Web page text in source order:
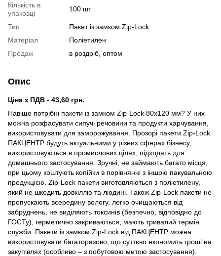
Кількість в
упаковці
100 шт
Тип
Пакет із замком Zip-Lock
Матеріал
Поліетилен
Продаж
в роздріб, оптом
Опис
Ціна з ПДВ - 43,60 грн.
Навіщо потрібні пакети із замком Zip-Lock 80х120 мм? У них
можна розфасувати сипучі речовини та продукти харчування,
використовувати для заморожування. Прозорі пакети Zip-Lock
ПАКЦЕНТР будуть актуальними у різних сферах бізнесу,
використовуються в промислових цілях, підходять для
домашнього застосування. Зручні, не займають багато місця,
при цьому коштують копійки в порівнянні з іншою пакувальною
продукцією. Zip-Lock пакети виготовляються з поліетилену,
який не шкодить довкіллю та людині. Також Zip-Lock пакети не
пропускають всередину вологу, легко очищаються від
забруднень, не виділяють токсинів (безпечно, відповідно до
ГОСТу), герметично закриваються, мають тривалий термін
служби. Пакети із замком Zip-Lock від ПАКЦЕНТР можна
використовувати багаторазово, що суттєво економить гроші на
закупівлях (особливо – з побутовою метою застосування).